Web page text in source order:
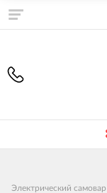
Электрический